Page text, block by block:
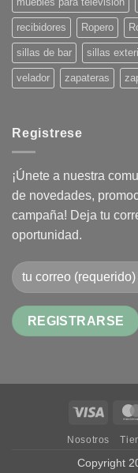
recibidores Ropero
sillas de bar sillas
velador zapateras
Registrese
¡Únete a nuestra
de novedades,
campaña! Deja tu
oportunidad.
Visa
Nosotros
Copyright